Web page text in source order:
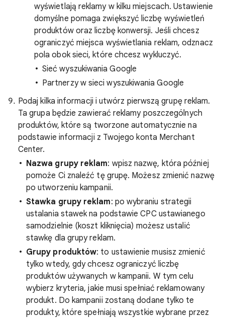
wyświetlają reklamy w kilku miejscach. Ustawienie
domyślne pomaga zwiększyć liczbę wyświetleń
produktów oraz liczbę konwersji. Jeśli chcesz
ograniczyć miejsca wyświetlania reklam, odznacz
pola obok sieci, które chcesz wykluczyć.
Sieć wyszukiwania Google
Partnerzy w sieci wyszukiwania Google
Podaj kilka informacji i utwórz pierwszą grupę reklam.
Ta grupa będzie zawierać reklamy poszczególnych
produktów, które są tworzone automatycznie na
podstawie informacji z Twojego konta Merchant
Center.
Nazwa grupy reklam: wpisz nazwę, która później
pomoże Ci znaleźć tę grupę. Możesz zmienić nazwę
po utworzeniu kampanii.
Stawka grupy reklam: po wybraniu strategii
ustalania stawek na podstawie CPC ustawianego
samodzielnie (koszt kliknięcia) możesz ustalić
stawkę dla grupy reklam.
Grupy produktów: to ustawienie musisz zmienić
tylko wtedy, gdy chcesz ograniczyć liczbę
produktów używanych w kampanii. W tym celu
wybierz kryteria, jakie musi spełniać reklamowany
produkt. Do kampanii zostaną dodane tylko te
produkty, które spełniają wszystkie wybrane przez